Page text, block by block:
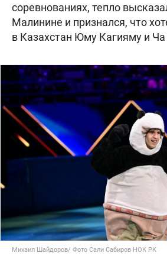
соревнованиях, тепло
Малинине и признался, что
в Казахстан Юму Кагияму и
Михаил Шайдоров/ Фото Сали Сабиров НОК РК